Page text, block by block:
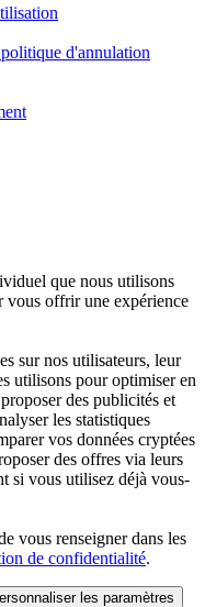
d'annulation
que nous utilisons
vous offrir une expérience
sur nos utilisateurs, leur
utilisons pour optimiser en
des publicités et
les statistiques
vos données cryptées
des offres via leurs
si vous utilisez déjà vous-
vous renseigner dans les
de confidentialité.
les paramètres